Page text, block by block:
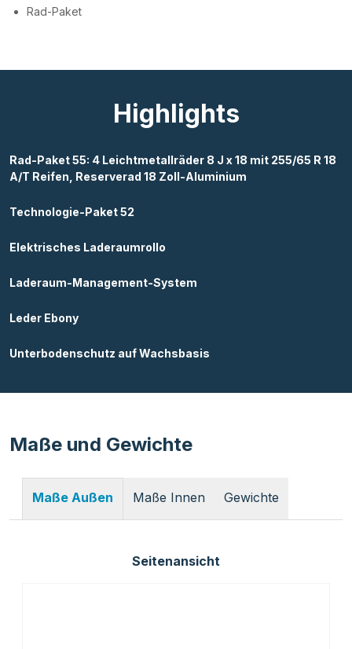
Rad-Paket
Highlights
Rad-Paket 55: 4 Leichtmetallräder 8 J x 18 mit 255/65 R 18
A/T Reifen, Reserverad 18 Zoll-Aluminium
Technologie-Paket 52
Elektrisches Laderaumrollo
Laderaum-Management-System
Leder Ebony
Unterbodenschutz auf Wachsbasis
Maße und Gewichte
Maße Außen Maße Innen Gewichte
Seitenansicht